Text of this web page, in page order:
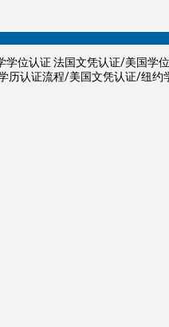
位认证 法国文凭认证/美国学
认证流程/美国文凭认证/纽